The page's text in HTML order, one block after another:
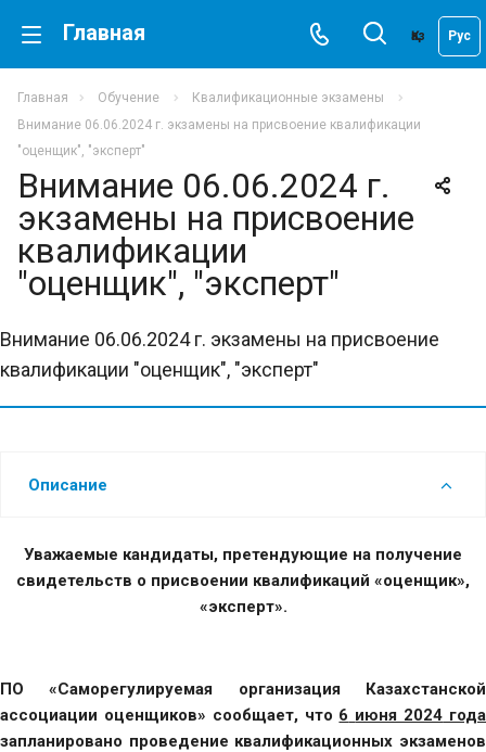
Главная Қаз Рус
Главная Обучение
Квалификационные экзамены
Внимание 06.06.2024 г. экзамены на присвоение квалификации
"оценщик", "эксперт"
Внимание 06.06.2024 г.
экзамены на присвоение
квалификации
"оценщик", "эксперт"
Внимание 06.06.2024 г. экзамены на присвоение
квалификации "оценщик", "эксперт"
Описание
Уважаемые кандидаты, претендующие на получение
свидетельств о присвоении квалификаций «оценщик»,
«эксперт».
ПО «Саморегулируемая организация Казахстанской
ассоциации оценщиков» сообщает, что 6 июня 2024 года
запланировано проведение квалификационных экзаменов